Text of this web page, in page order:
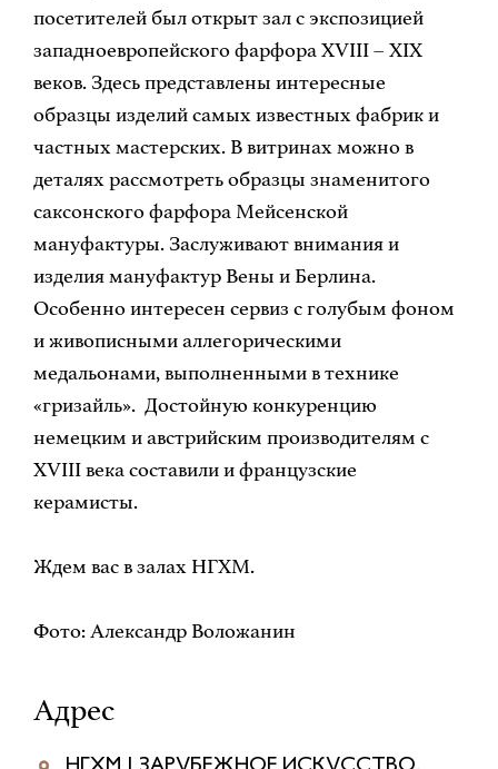
посетителей был открыт зал с экспозицией
западноевропейского фарфора XVIII – XIX
веков. Здесь представлены интересные
образцы изделий самых известных фабрик и
частных мастерских. В витринах можно в
деталях рассмотреть образцы знаменитого
саксонского фарфора Мейсенской
мануфактуры. Заслуживают внимания и
изделия мануфактур Вены и Берлина.
Особенно интересен сервиз с голубым фоном
и живописными аллегорическими
медальонами, выполненными в технике
«гризайль». Достойную конкуренцию
немецким и австрийским производителям с
XVIII века составили и французские
керамисты.
Ждем вас в залах НГХМ.
Фото: Александр Воложанин
Адрес